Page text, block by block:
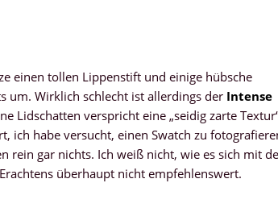
einen tollen Lippenstift und einige hübsche
um. Wirklich schlecht ist allerdings der Intense
Lidschatten verspricht eine „seidig zarte
ich habe versucht, einen Swatch zu
rein gar nichts. Ich weiß nicht, wie es sich mit
überhaupt nicht empfehlenswert.